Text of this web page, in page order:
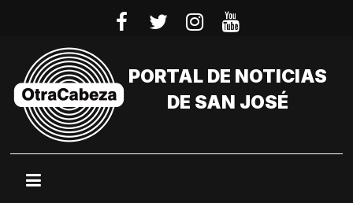
PORTAL DE NOTICIAS
DE SAN JOSÉ